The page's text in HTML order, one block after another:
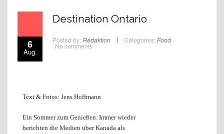
6
Aug.
Destination Ontario
Posted by: Redaktion Categories: Food
No comments
Text & Fotos: Jens Hoffmann
Ein Sommer zum Genießen. Immer wieder
berichten die Medien über Kanada als